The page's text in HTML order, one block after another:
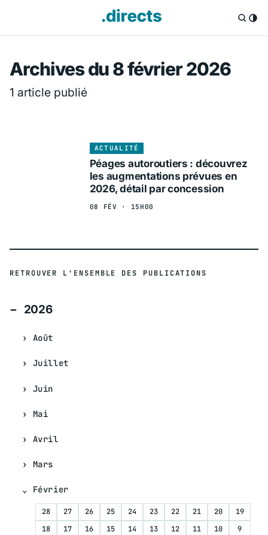
Directs.fr —
Archives du 8 février 2026
1 article publié
ACTUALITÉ
Péages autoroutiers : découvrez
les augmentations prévues en
2026, détail par concession
08 FÉV · 15H00
RETROUVER L'ENSEMBLE DES PUBLICATIONS
2026
Août
Juillet
Juin
Mai
Avril
Mars
Février
28 27 26 25 24 23 22 21 20
19
18
17 16 15 14 13 12 11 10
9